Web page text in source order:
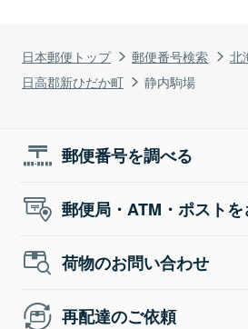
日本郵便トップ 郵便番号検索
北
日高郡新ひだか町
静内駒場
郵便番号を調べる
郵便局・ATM・ポスト
荷物のお問い合わせ
再配達のご依頼